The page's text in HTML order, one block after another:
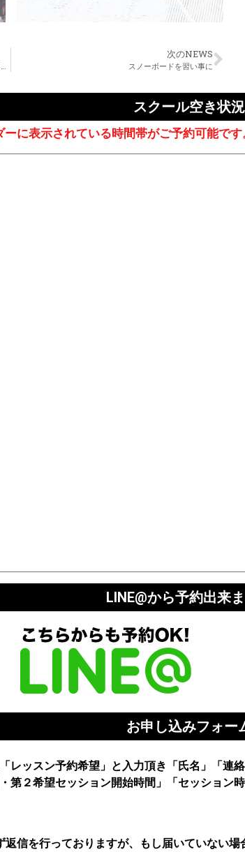
「いいづなリゾートスキー場」でナイターバンクドスラロームを開催
次のNEWS
スノーボードを習い事に
スクール空き状況
ーに表示されている時間帯がご予約可能です
LINE@から予約出来ま
お申し込みフォー
レッスン予約希望」と入力頂き「氏名」「連
第２希望セッション開始時間」「セッション
信を行っておりますが、もし届いていない場